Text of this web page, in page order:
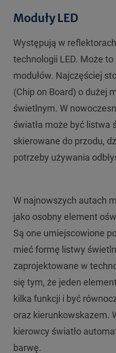
Moduły LED
Występują w
technologii LED. Może
modułów. Najczęściej
(Chip on Board) o dużej
świetlnym. W
światła może być listwa
skierowane do przodu,
potrzeby używania
W najnowszych autach
jako osobny element
Są one umiejscowione
mieć formę listwy
zaprojektowane w
się tym, że jeden
kilka funkcji i być
oraz kierunkowskazem.
kierowcy światło
barwę.